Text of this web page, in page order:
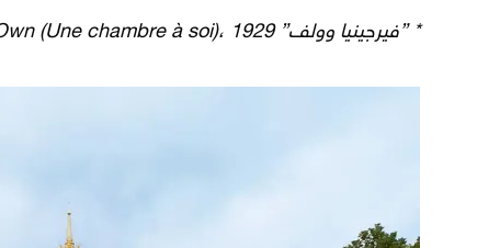
* ”فيرجينيا وولف” A Roon of One’s Own (Une chambre à soi)، 1929، إصدار دار ”هوغارث“.